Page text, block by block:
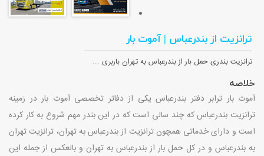
ترانزیت از بندرعباس | آموت بار
ترانزیت بندری حمل بار از بندرعباس به تهران باربری ...
خلاصه
آموت بار ترابر دفتر بندرعباس یکی از دفاتر تخصصی آموت بار در زمینه
ترانزیت بندرعباس که چند سالی است که در این بندر مهم شروع به کار کرده
است و دارای خدماتی همچون ترانزیت از بندرعباس به تهران، ترانزیت تهران
به بندرعباس و در کل حمل بار از بندرعباس به تهران و بالعکس از جمله این